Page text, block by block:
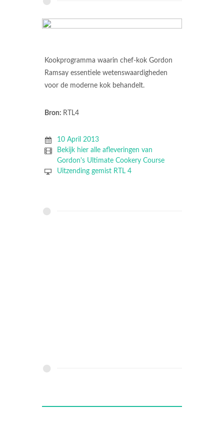
Kookprogramma waarin chef-kok Gordon
Ramsay essentiele wetenswaardigheden
voor de moderne kok behandelt.
Bron: RTL4
10 April 2013
Bekijk hier alle afleveringen van
Gordon's Ultimate Cookery Course
Uitzending gemist RTL 4